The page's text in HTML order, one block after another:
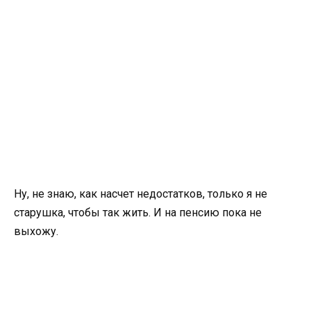
Ну, не знаю, как насчет недостатков, только я не
старушка, чтобы так жить. И на пенсию пока не
выхожу.